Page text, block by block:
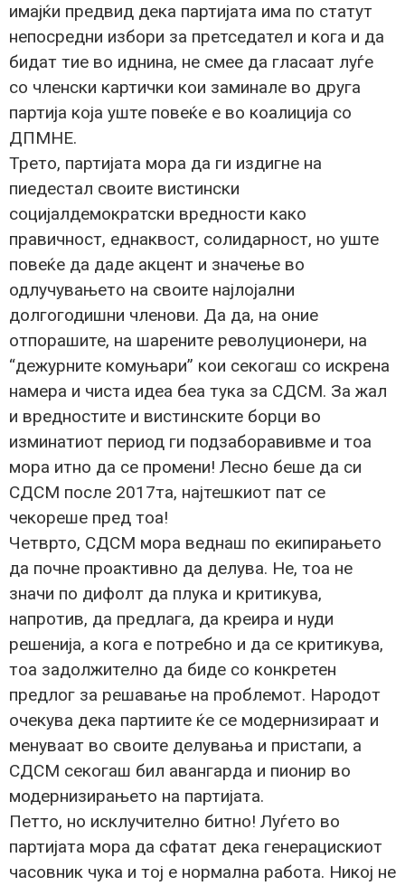
имајќи предвид дека партијата има по статут
непосредни избори за претседател и кога и да
бидат тие во иднина, не смее да гласаат луѓе
со членски картички кои заминале во друга
партија која уште повеќе е во коалиција со
ДПМНЕ.
Трето, партијата мора да ги издигне на
пиедестал своите вистински
социјалдемократски вредности како
правичност, еднаквост, солидарност, но уште
повеќе да даде акцент и значење во
одлучувањето на своите најлојални
долгогодишни членови. Да да, на оние
отпорашите, на шарените револуционери, на
“дежурните комуњари” кои секогаш со искрена
намера и чиста идеа беа тука за СДСМ. За жал
и вредностите и вистинските борци во
изминатиот период ги подзаборавивме и тоа
мора итно да се промени! Лесно беше да си
СДСМ после 2017та, најтешкиот пат се
чекореше пред тоа!
Четврто, СДСМ мора веднаш по екипирањето
да почне проактивно да делува. Не, тоа не
значи по дифолт да плука и критикува,
напротив, да предлага, да креира и нуди
решенија, а кога е потребно и да се критикува,
тоа задолжително да биде со конкретен
предлог за решавање на проблемот. Народот
очекува дека партиите ќе се модернизираат и
менуваат во своите делувања и пристапи, а
СДСМ секогаш бил авангарда и пионир во
модернизирањето на партијата.
Петто, но исклучително битно! Луѓето во
партијата мора да сфатат дека генерацискиот
часовник чука и тој е нормална работа. Никој не